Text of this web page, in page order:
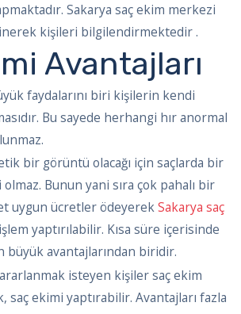
Sakarya saç ekim merkezi
kişileri bilgilendirmektedir .
Avantajları
faydalarını biri kişilerin kendi
Bu sayede herhangi hır anormal
bir görüntü olacağı için saçlarda bir
olmaz. Bunun yani sıra çok pahalı bir
uygun ücretler ödeyerekSakarya saç
işlem yaptırılabilir. Kısa süre içerisinde
büyük avantajlarından biridir.
isteyen kişiler saç ekim
saç ekimi yaptırabilir. Avantajları fazla